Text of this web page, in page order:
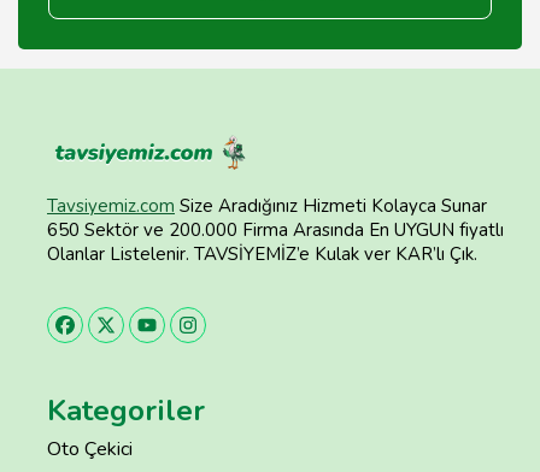
Tavsiyemiz.com Size Aradığınız Hizmeti Kolayca Sunar
650 Sektör ve 200.000 Firma Arasında En UYGUN fiyatlı
Olanlar Listelenir. TAVSİYEMİZ’e Kulak ver KAR’lı Çık.
Kategoriler
Oto Çekici